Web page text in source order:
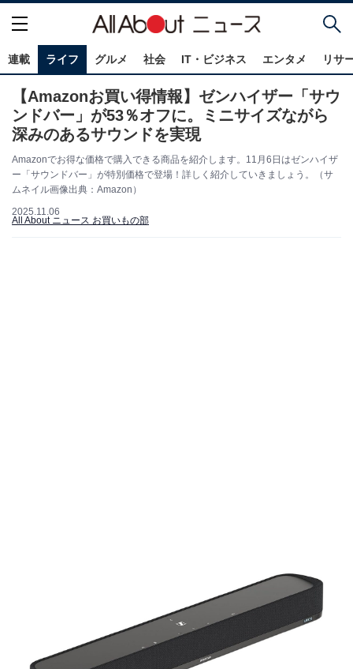
連載 ライフ グルメ 社会 IT・ビジネス エンタメ リサ
【Amazonお買い得情報】ゼンハイザー「サウ
ンドバー」が53％オフに。ミニサイズながら
深みのあるサウンドを実現
Amazonでお得な価格で購入できる商品を紹介します。11月6日はゼンハイザ
ー「サウンドバー」が特別価格で登場！詳しく紹介していきましょう。（サ
ムネイル画像出典：Amazon）
2025.11.06
All About ニュース お買いもの部